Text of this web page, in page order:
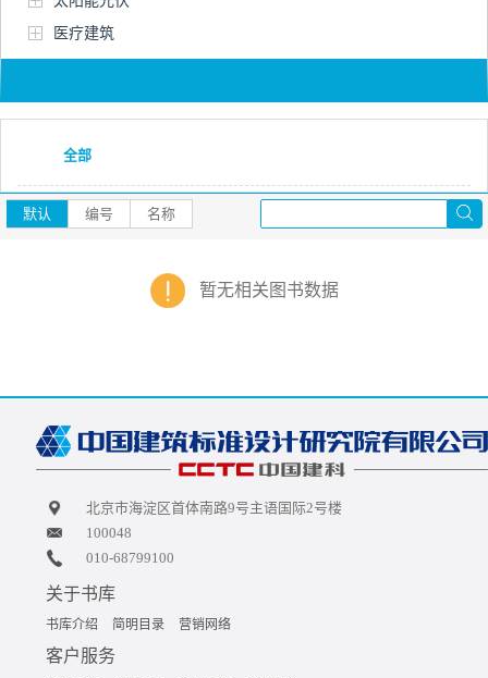
医疗建筑
全部
默认 编号 名称
暂无相关图书数据
北京市海淀区首体南路9号主语国际2号楼
100048
010-68799100
关于书库
书库介绍 简明目录 营销网络
客户服务